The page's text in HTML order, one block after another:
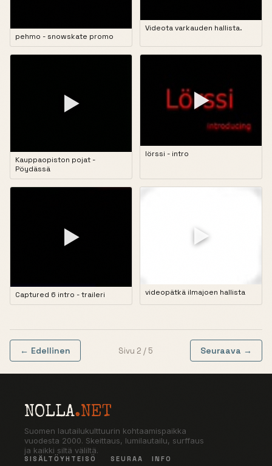
pehmo - snowskate promo
Videota varkauden hallista.
▶
Kauppaopiston pojat -
Pöydässä
▶
lörssi - intro
▶
Captured 6 intro - traileri
▶
videopätkä ilmajoen hallista
← Edellinen Sivu 2 / 5 Seuraava →
NOLLA.NET
Suomen lautailukulttuurin kohtaamispaikka
vuodesta 2000. Skeittaus, lumilautailu, surffaus
ja kaikki siltä väliltä.
SISÄLTÖ YHTEISÖ SEURAA INFO